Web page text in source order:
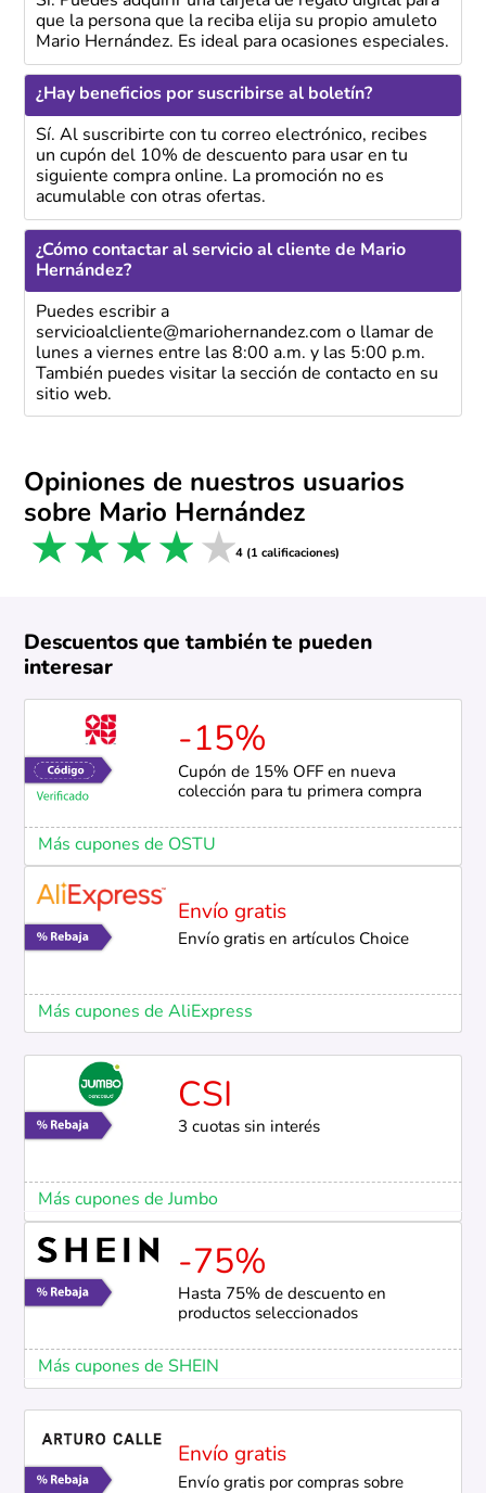
que la persona que la reciba elija su propio amuleto
Mario Hernández. Es ideal para ocasiones especiales.
¿Hay beneficios por suscribirse al boletín?
Sí. Al suscribirte con tu correo electrónico, recibes
un cupón del 10% de descuento para usar en tu
siguiente compra online. La promoción no es
acumulable con otras ofertas.
¿Cómo contactar al servicio al cliente de Mario
Hernández?
Puedes escribir a
servicioalcliente@mariohernandez.com o llamar de
lunes a viernes entre las 8:00 a.m. y las 5:00 p.m.
También puedes visitar la sección de contacto en su
sitio web.
Opiniones de nuestros usuarios
sobre Mario Hernández
5 stars
4 stars
3 stars
2 stars
1 star 4 (1 calificaciones)
Descuentos que también te pueden
interesar
-15%
Cupón de 15% OFF en nueva
colección para tu primera compra
Más cupones de OSTU
Envío gratis
Envío gratis en artículos Choice
Más cupones de AliExpress
CSI
3 cuotas sin interés
Más cupones de Jumbo
-75%
Hasta 75% de descuento en
productos seleccionados
Más cupones de SHEIN
Envío gratis
Envío gratis por compras sobre